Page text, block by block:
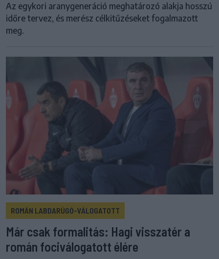
Az egykori aranygeneráció meghatározó alakja hosszú
időre tervez, és merész célkitűzéseket fogalmazott
meg.
ROMÁN LABDARÚGÓ-VÁLOGATOTT
Már csak formalitás: Hagi visszatér a
román fociválogatott élére